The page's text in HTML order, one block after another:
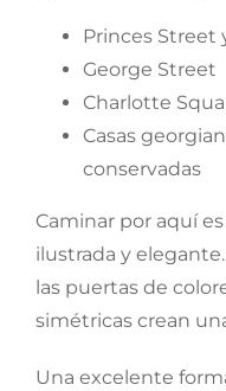
Princes Street
George Street
Charlotte
Casas
conservadas
Caminar por aquí
ilustrada y
las puertas de
simétricas crean
Una excelente